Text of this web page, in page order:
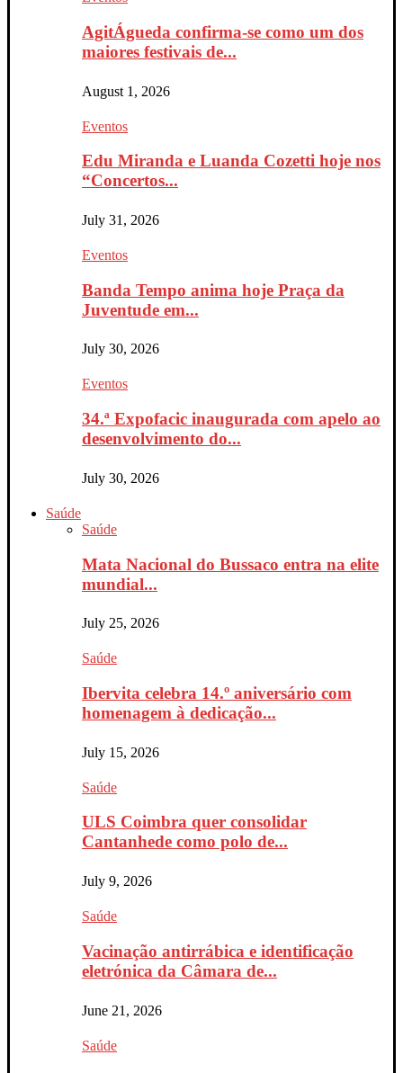
AgitÁgueda confirma-se como um dos
maiores festivais de...
August 1, 2026
Eventos
Edu Miranda e Luanda Cozetti hoje nos
“Concertos...
July 31, 2026
Eventos
Banda Tempo anima hoje Praça da
Juventude em...
July 30, 2026
Eventos
34.ª Expofacic inaugurada com apelo ao
desenvolvimento do...
July 30, 2026
Saúde
Saúde
Mata Nacional do Bussaco entra na elite
mundial...
July 25, 2026
Saúde
Ibervita celebra 14.º aniversário com
homenagem à dedicação...
July 15, 2026
Saúde
ULS Coimbra quer consolidar
Cantanhede como polo de...
July 9, 2026
Saúde
Vacinação antirrábica e identificação
eletrónica da Câmara de...
June 21, 2026
Saúde